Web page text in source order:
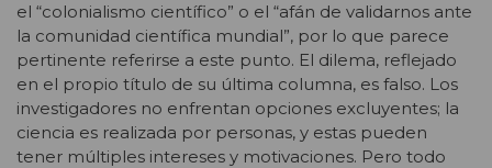
el “colonialismo científico” o el “afán de validarnos ante
la comunidad científica mundial”, por lo que parece
pertinente referirse a este punto. El dilema, reflejado
en el propio título de su última columna, es falso. Los
investigadores no enfrentan opciones excluyentes; la
ciencia es realizada por personas, y estas pueden
tener múltiples intereses y motivaciones. Pero todo